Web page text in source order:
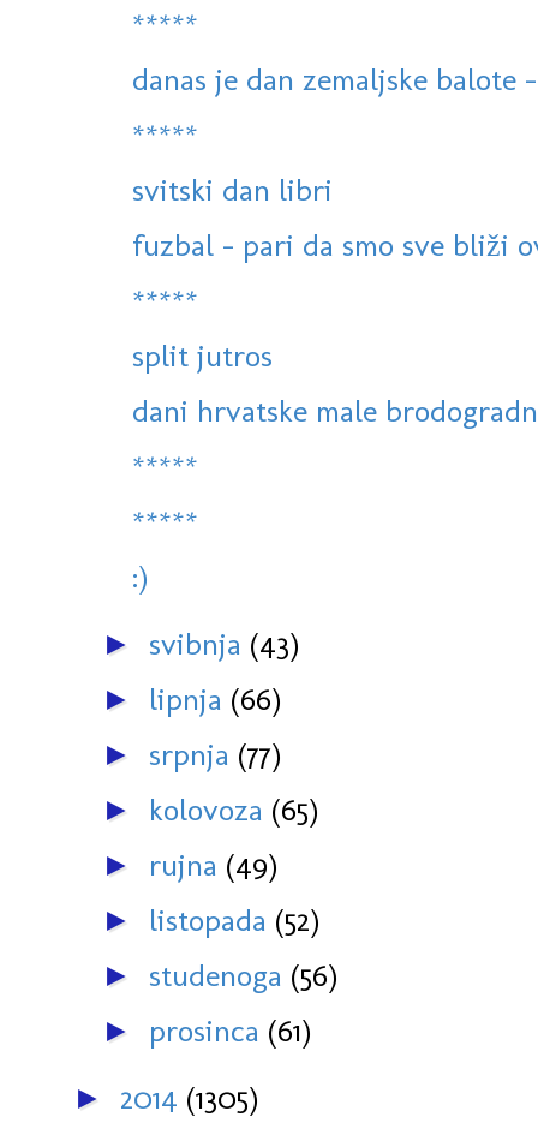
*****
danas je dan zemaljske balote
*****
svitski dan libri
fuzbal - pari da smo sve bliži
*****
split jutros
dani hrvatske male
*****
*****
:)
► svibnja (43)
► lipnja (66)
► srpnja (77)
► kolovoza (65)
► rujna (49)
► listopada (52)
► studenoga (56)
► prosinca (61)
► 2014 (1305)